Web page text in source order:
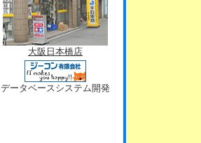
大阪日本橋店
データベースシステム開発